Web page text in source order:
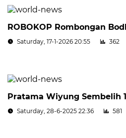
ROBOKOP Rombongan
Saturday, 17-1-2026 20:55 362
Pratama Wiyung Sembelih
Saturday, 28-6-2025 22:36 581